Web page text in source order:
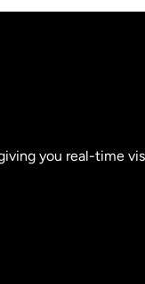
you real-time